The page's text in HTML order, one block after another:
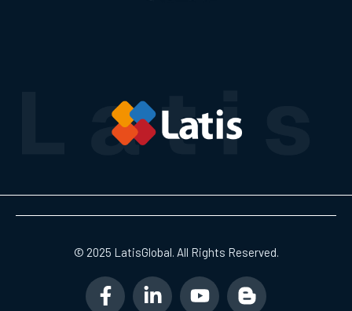
© 2025 LatisGlobal. All Rights Reserved.